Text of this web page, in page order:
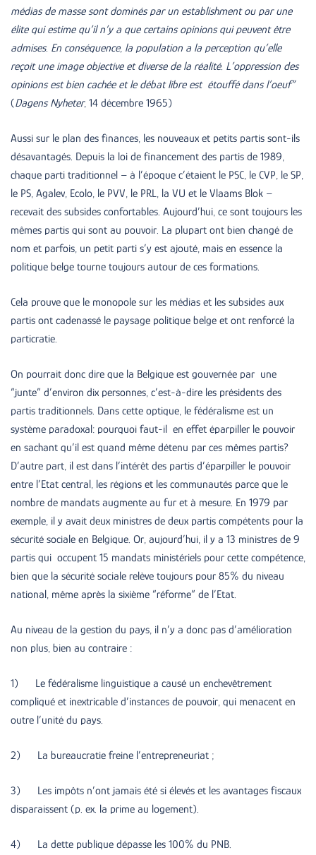
médias de masse sont dominés par un establishment ou par une
élite qui estime qu’il n’y a que certains opinions qui peuvent être
admises. En conséquence, la population a la perception qu’elle
reçoit une image objective et diverse de la réalité. L’oppression des
opinions estbien cachéeet le débat libre est étouffé dans l’oeuf”
(Dagens Nyheter, 14 décembre 1965)
Aussi sur le plan des finances, les nouveaux et petits partis sont-ils
désavantagés. Depuis la loi de financement des partis de 1989,
chaque parti traditionnel – à l’époque c’étaient le PSC, le CVP, le SP,
le PS, Agalev, Ecolo, le PVV, le PRL, la VU et le Vlaams Blok –
recevait des subsides confortables. Aujourd’hui, ce sont toujours les
mêmes partis qui sont au pouvoir. La plupart ont bien changé de
nom et parfois, un petit parti s’y est ajouté, mais en essence la
politique belge tourne toujours autour de ces formations.
Cela prouve que le monopole sur les médias et les subsides aux
partis ont cadenassé le paysage politique belge et ont renforcé la
particratie.
On pourrait donc dire que la Belgique est gouvernée par une
“junte” d’environ dix personnes, c’est-à-dire les présidents des
partis traditionnels. Dans cette optique, le fédéralisme est un
système paradoxal: pourquoi faut-il en effet éparpiller le pouvoir
en sachant qu’il est quand même détenu par ces mêmes partis?
D’autre part, il est dans l’intérêt des partis d’éparpiller le pouvoir
entre l’Etat central, les régions et les communautés parce que le
nombre de mandats augmente au fur et à mesure. En 1979 par
exemple, il y avait deux ministres de deux partis compétents pour la
sécurité sociale en Belgique. Or, aujourd’hui, il y a 13 ministres de 9
partis qui occupent 15 mandats ministériels pour cette compétence,
bien que la sécurité sociale relève toujours pour 85% du niveau
national, même après la sixième “réforme” de l’Etat.
Au niveau de la gestion du pays, il n’y a donc pas d’amélioration
non plus, bien au contraire :
1) Le fédéralisme linguistique a causé un enchevêtrement
compliqué et inextricable d’instances de pouvoir, qui menacent en
outre l’unité du pays.
2) La bureaucratie freine l’entrepreneuriat ;
3) Les impôts n’ont jamais été si élevés et les avantages fiscaux
disparaissent (p. ex. la prime au logement).
4) La dette publique dépasse les 100% du PNB.